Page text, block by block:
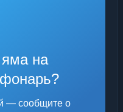
на
— сообщите о